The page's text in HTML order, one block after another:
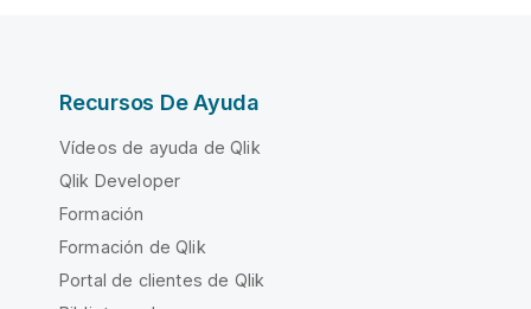
Recursos De Ayuda
Vídeos de ayuda de Qlik
Qlik Developer
Formación
Formación de Qlik
Portal de clientes de Qlik